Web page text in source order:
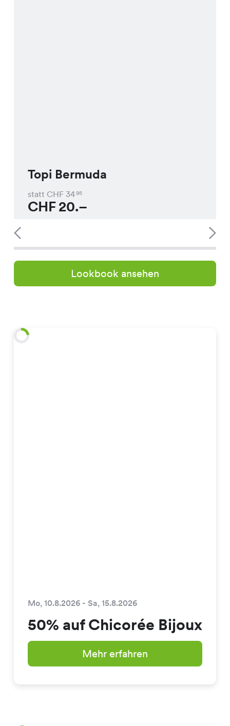
Topi Bermuda
statt CHF 3495
CHF20.–
Lookbook ansehen
Mo, 10.8.2026 - Sa, 15.8.2026
50% auf Chicorée Bijoux
Mehr erfahren